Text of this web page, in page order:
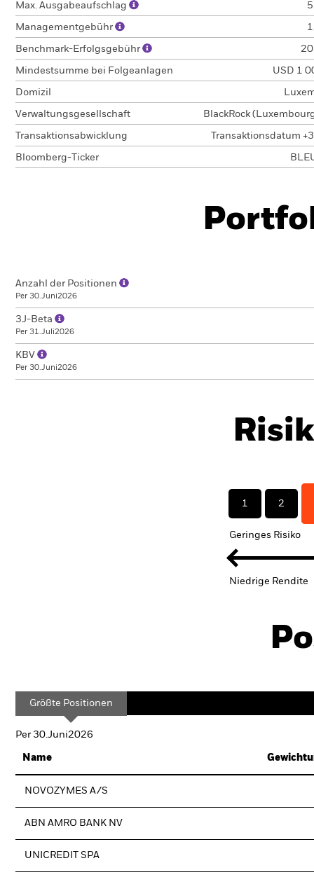
Max. Ausgabeaufschlag
Managementgebühr
Benchmark-Erfolgsgebühr
Mindestsumme bei Folgeanlagen USD 1
Domizil
Verwaltungsgesellschaft BlackRock
Transaktionsabwicklung Transaktionsdatum
Bloomberg-Ticker
Anzahl der Positionen
Per 30.Juni2026
3J-Beta
Per 31.Juli2026
KBV
Per 30.Juni2026
1 2
Geringes Risiko
Niedrige Rendite
Größte Positionen
Per 30.Juni2026
Name
NOVOZYMES A/S
ABN AMRO BANK NV
UNICREDIT SPA